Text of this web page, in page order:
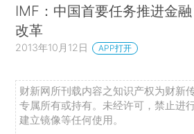
IMF：中国首要任务推进金融
改革
2013年10月12日 APP打开
财新网所刊载内容之知识产权为财新
专属所有或持有。未经许可，禁止进
建立镜像等任何使用。